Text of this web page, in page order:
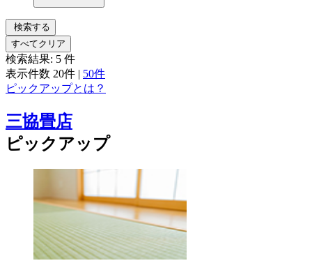
検索する
すべてクリア
検索結果: 5 件
表示件数 20件 | 50件
ピックアップとは？
三協畳店
ピックアップ